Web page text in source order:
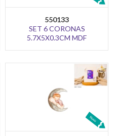
550133
SET 6 CORONAS
5.7X5X0.3CM MDF